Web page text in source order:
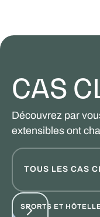
CAS
Découvrez par
extensibles ont
TOUS LES CAS
SPORTS ET